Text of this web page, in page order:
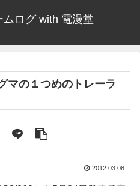
ログ with 電漫堂
マの１つめのトレーラ
2012.03.08